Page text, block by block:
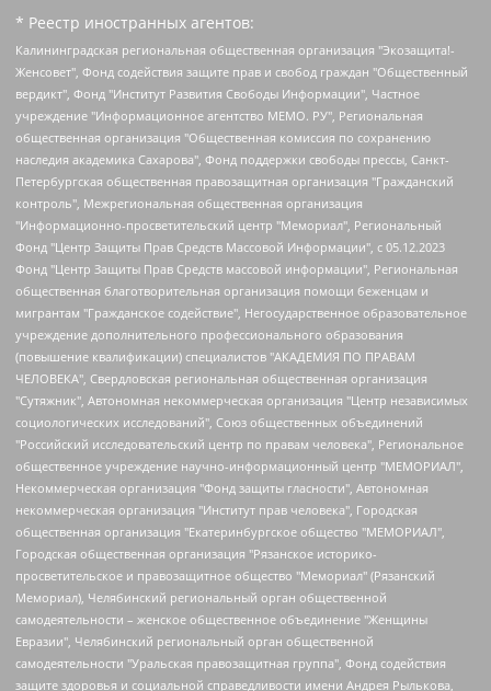
* Реестр иностранных агентов:
Калининградская региональная общественная организация "Экозащита!-Женсовет", Фонд содействия защите прав и свобод граждан "Общественный вердикт", Фонд "Институт Развития Свободы Информации", Частное учреждение "Информационное агентство МЕМО. РУ", Региональная общественная организация "Общественная комиссия по сохранению наследия академика Сахарова", Фонд поддержки свободы прессы, Санкт-Петербургская общественная правозащитная организация "Гражданский контроль", Межрегиональная общественная организация "Информационно-просветительский центр "Мемориал", Региональный Фонд "Центр Защиты Прав Средств Массовой Информации", с 05.12.2023 Фонд "Центр Защиты Прав Средств массовой информации", Региональная общественная благотворительная организация помощи беженцам и мигрантам "Гражданское содействие", Негосударственное образовательное учреждение дополнительного профессионального образования (повышение квалификации) специалистов "АКАДЕМИЯ ПО ПРАВАМ ЧЕЛОВЕКА", Свердловская региональная общественная организация "Сутяжник", Автономная некоммерческая организация "Центр независимых социологических исследований", Союз общественных объединений "Российский исследовательский центр по правам человека", Региональное общественное учреждение научно-информационный центр "МЕМОРИАЛ", Некоммерческая организация "Фонд защиты гласности", Автономная некоммерческая организация "Институт прав человека", Городская общественная организация "Екатеринбургское общество "МЕМОРИАЛ", Городская общественная организация "Рязанское историко-просветительское и правозащитное общество "Мемориал" (Рязанский Мемориал), Челябинский региональный орган общественной самодеятельности – женское общественное объединение "Женщины Евразии", Челябинский региональный орган общественной самодеятельности "Уральская правозащитная группа", Фонд содействия защите здоровья и социальной справедливости имени Андрея Рылькова, Автономная Некоммерческая Организация "Аналитический Центр Юрия Левады", Автономная некоммерческая организация социальной поддержки населения "Проект Апрель", Региональная общественная организация помощи женщинам и детям, находящимся в кризисной ситуации "Информационно-методический центр "Анна", Фонд содействия развитию массовых коммуникаций и правовому просвещению "Так-так-Так", Фонд содействия устойчивому развитию "Серебряная тайга", Свердловский региональный общественный фонд социальных проектов "Новое время", "Idel.Реалии", Кавказ.Реалии, Крым.Реалии, Телеканал Настоящее Время, Татаро-башкирская служба Радио Свобода (Azatliq Radiosi), Радио Свободная Европа/Радио Свобода (PCE/PC), "Сибирь.Реалии", "Фактограф", Благотворительный фонд помощи осужденным и их семьям, Автономная некоммерческая организация "Институт глобализации и социальных движений", Фонд "В защиту прав заключенных", Частное учреждение "Центр поддержки и содействия развитию средств массовой информации", Пензенский региональный общественный благотворительный фонд "Гражданский союз", "Север.Реалии", Некоммерческая организация Фонд "Правовая инициатива", Общество с ограниченной ответственностью "Радио Свободная Европа/Радио Свобода", Чешское информационное агентство "MEDIUM-ORIENT", Красноярская региональная общественная организация "Мы против СПИДа", Камалягин Денис Николаевич, Маркелов Сергей Евгеньевич, Пономарев Лев Александрович, Савицкая Людмила Алексеевна, Автономная некоммерческая организация "Центр по работе с проблемой насилия "НАСИЛИЮ.НЕТ", Межрегиональный профессиональный союз работников здравоохранения "Альянс врачей", Юридическое лицо, зарегистрированное в Латвийской Республике, SIA "Medusa Project" (регистрационный номер 40103797863, дата регистрации 10.06.2014), Некоммерческая организация "Фонд по борьбе с коррупцией", Автономная некоммерческая организация "Институт права и публичной политики", Баданин Роман Сергеевич, Гликин Максим Александрович, Железнова Мария Михайловна, Лукьянова Юлия Сергеевна, Маетная Елизавета Витальевна, Маняхин Петр Борисович, Чуракова Ольга Владимировна, Ярош Юлия Петровна, Юридическое лицо "The Insider SIA", зарегистрированное в Риге, Латвийская Республика (дата регистрации 26.06.2015), являющееся администратором доменного имени интернет-издания "The Insider SIA", https://theins.ru, Постернак Алексей Евгеньевич, Рубин Михаил Аркадьевич, Анин Роман Александрович, Юридическое лицо Istories fonds, зарегистрированное в Латвийской Республике (регистрационный номер 50008295751, дата регистрации 24.02.2020), Великовский Дмитрий Александрович, Долинина Ирина Николаевна, Мароховская Алеся Алексеевна, Шлейнов Роман Юрьевич, Шмагун Олеся Валентиновна, Общество с ограниченной ответственностью "Альтаир 2021", Общество с ограниченной ответственностью "Вега 2021", Общество с ограниченной ответственностью "Главный редактор 2021", Общество с ограниченной ответственностью "Ромашки монолит", Важенков Артем Валерьевич, Ивановская областная общественная организация "Центр гендерных исследований", Гурман Юрий Альбертович, Медиапроект "ОВД-Инфо", Егоров Владимир Владимирович, Жилинский Владимир Александрович, Общество с ограниченной ответственностью "ЗП", Иванова София Юрьевна, Карезина Инна Павловна, Кильтау Екатерина Викторовна, Петров Алексей Викторович, Пискунов Сергей Евгеньевич, Смирнов Сергей Сергеевич, Тихонов Михаил Сергеевич, Общество с ограниченной ответственностью "ЖУРНАЛИСТ-ИНОСТРАННЫЙ АГЕНТ", Арапова Галина Юрьевна, Вольтская Татьяна Анатольевна, Американская компания "Mason G.E.S. Anonymous Foundation" (США), являющаяся владельцем интернет-издания https://mnews.world/, Компания "Stichting Bellingcat", зарегистрированная в Нидерландах (дата регистрации 11.07.2018), Захаров Андрей Вячеславович, Клепиковская Екатерина Дмитриевна, Общество с ограниченной ответственностью "МЕМО", Перл Роман Александрович, Симонов Евгений Алексеевич, Соловьева Елена Анатольевна, Сотников Даниил Владимирович, Сурначева Елизавета Дмитриевна, Автономная некоммерческая организация по защите прав человека и информированию населения "Якутия – Наше Мнение", Общество с ограниченной ответственностью "Москоу диджитал медиа", с 26.01.2023 Общество с ограниченной ответственностью "Чайка Белые сады", Ветошкина Валерия Валерьевна, Заговора Максим Александрович, Межрегиональное общественное движение "Российская ЛГБТ - сеть", Оленичев Максим Владимирович, Павлов Иван Юрьевич, Скворцова Елена Сергеевна, Общество с ограниченной ответственностью "Как бы инагент", Кочетков Игорь Викторович, Общество с ограниченной ответственностью "Честные выборы", Еланчик Олег Александрович, Общество с ограниченной ответственностью "Нобелевский призыв", Гималова Регина Эмилевна, Григорьев Андрей Валерьевич, Григорьева Алина Александровна, Ассоциация по содействию защите прав призывников, альтернативнослужащих и военнослужащих "Правозащитная группа "Гражданин.Армия.Право", Хисамова Регина Фаритовна, Автономная некоммерческая организация по реализации социально-правовых программ "Лилит", Дальневосточное общественное движение "Маяк", Санкт-Петербургская ЛГБТ-инициативная группа "Выход", Инициативная группа ЛГБТ+ "Реверс", Алексеев Андрей Викторович, Бекбулатова Таисия Львовна, Беляев Иван Михайлович, Владыкина Елена Сергеевна, Гельман Марат Александрович, Никульшина Вероника Юрьевна, Толоконникова Надежда Андреевна, Шендерович Виктор Анатольевич, Общество с ограниченной ответственностью "Данное сообщение", Общество с ограниченной ответственностью Издательский дом "Новая глава", Айнбиндер Александра Александровна, Московский комьюнити-центр для ЛГБТ+инициатив, Благотворительный фонд развития филантропии, Deutsche Welle (Германия, Kurt-Schumacher-Strasse 3, 53113 Bonn), Борзунова Мария Михайловна, Воробьев Виктор Викторович, Голубева Анна Львовна, Константинова Алла Михайловна, Малкова Ирина Владимировна, Мурадов Мурад Абдулгалимович, Осетинская Елизавета Николаевна, Понасенков Евгений Николаевич, Ганапольский Матвей Юрьевич, Киселев Евгений Алексеевич, Борухович Ирина Григорьевна, Дремин Иван Тимофеевич, Дубровский Дмитрий Викторович, Красноярская региональная общественная организация поддержки и развития альтернативных образовательных технологий и межкультурных коммуникаций "ИНТЕРРА", Маяковская Екатерина Алексеевна, Фейгин Марк Захарович, Филимонов Андрей Викторович, Дзугкоева Регина Николаевна, Доброхотов Роман Александрович, Дудь Юрий Александрович, Елкин Сергей Владимирович, Кругликов Кирилл Игоревич, Сабунаева Мария Леонидовна, Семенов Алексей Владимирович, Шаинян Карен Багратович, Шульман Екатерина Михайловна, Асафьев Артур Валерьевич, Вахштайн Виктор Семенович, Венедиктов Алексей Алексеевич, Лушникова Екатерина Евгеньевна, Волков Леонид Михайлович, Невзоров Александр Глебович, Пархоменко Сергей Борисович, Сироткин Ярослав Николаевич, Кара-Мурза Владимир Владимирович, Баранова Наталья Владимировна, Гозман Леонид Яковлевич, Кагарлицкий Борис Юльевич, Климарев Михаил Валерьевич, Милов Владимир Станиславович, Автономная некоммерческая организация Краснодарский центр современного искусства "Типография", Моргенштерн Алишер Тагирович, Соболь Любовь Эдуардовна, Общество с ограниченной ответственностью "ЛИЗА НОРМ", Каспаров Гарри Кимович, Ходорковский Михаил Борисович, Общество с ограниченной ответственностью "Апрельские тезисы", Данилович Ирина Брониславовна, Кашин Олег Владимирович, Петров Николай Владимирович, Пивоваров Алексей Владимирович, Соколов Михаил Владимирович, Цветкова Юлия Владимировна, Чичваркин Евгений Александрович, Комитет против пыток/Команда против пыток, Общество с ограниченной ответственностью "Первый научный", Общество с ограниченной ответственностью "Вертолет и ко", Белоцерковская Вероника Борисовна, Кац Максим Евгеньевич, Лазарева Татьяна Юрьевна, Шаведдинов Руслан Табризович, Яшин Илья Валерьевич, Общество с ограниченной ответственностью "Иноагент ААВ", Алешковский Дмитрий Петрович, Альбац Евгения Марковна, Быков Дмитрий Львович, Галямина Юлия Евгеньевна, Лойко Сергей Леонидович, Мартынов Кирилл Константинович, Медведев Сергей Александрович, Крашенинников Федор Геннадиевич, Гордеева Катерина Вл